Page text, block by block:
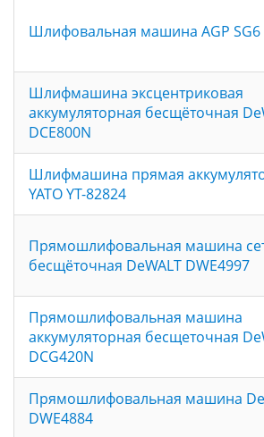
Шлифовальная машина AGP SG6
Шлифмашина эксцентриковая
аккумуляторная бесщёточная
DCE800N
Шлифмашина прямая
YATO YT-82824
Прямошлифовальная машина
бесщёточная DeWALT DWE4997
Прямошлифовальная машина
аккумуляторная бесщеточная
DCG420N
Прямошлифовальная машина
DWE4884